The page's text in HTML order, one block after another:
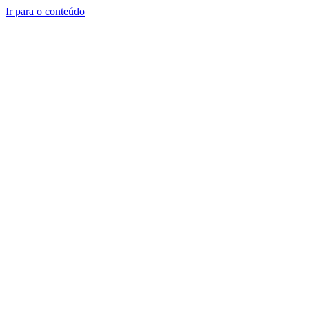
Ir para o conteúdo